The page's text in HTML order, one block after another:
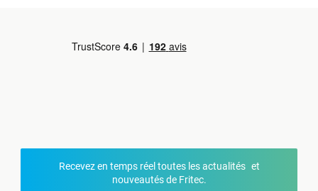
Recevez en temps réel toutes les actualités et
nouveautés de Fritec.